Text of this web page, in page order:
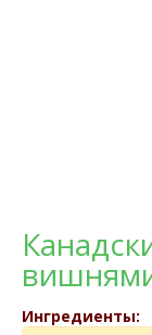
Ингредиенты: